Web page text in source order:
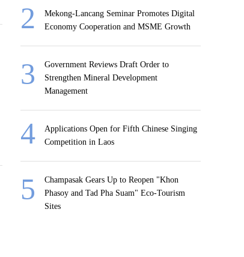
Mekong-Lancang Seminar Promotes Digital
Economy Cooperation and MSME Growth
Government Reviews Draft Order to
Strengthen Mineral Development
Management
Applications Open for Fifth Chinese Singing
Competition in Laos
Champasak Gears Up to Reopen "Khon
Phasoy and Tad Pha Suam" Eco-Tourism
Sites